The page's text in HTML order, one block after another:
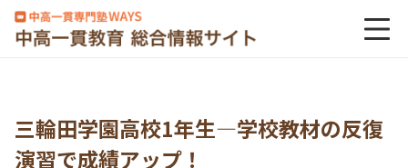
三輪田学園高校1年生―学校教材の反復
演習で成績アップ！